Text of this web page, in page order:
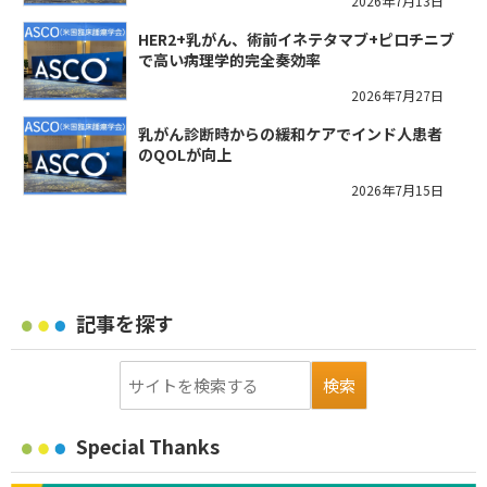
HER2+乳がん、術前イネテタマブ+ピロチニブ
で高い病理学的完全奏効率
2026年7月27日
乳がん診断時からの緩和ケアでインド人患者
のQOLが向上
2026年7月15日
記事を探す
Special Thanks